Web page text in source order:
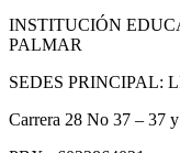
INSTITUCIÓN
PALMAR
SEDES PRINCIPAL:
Carrera 28 No 37 – 37